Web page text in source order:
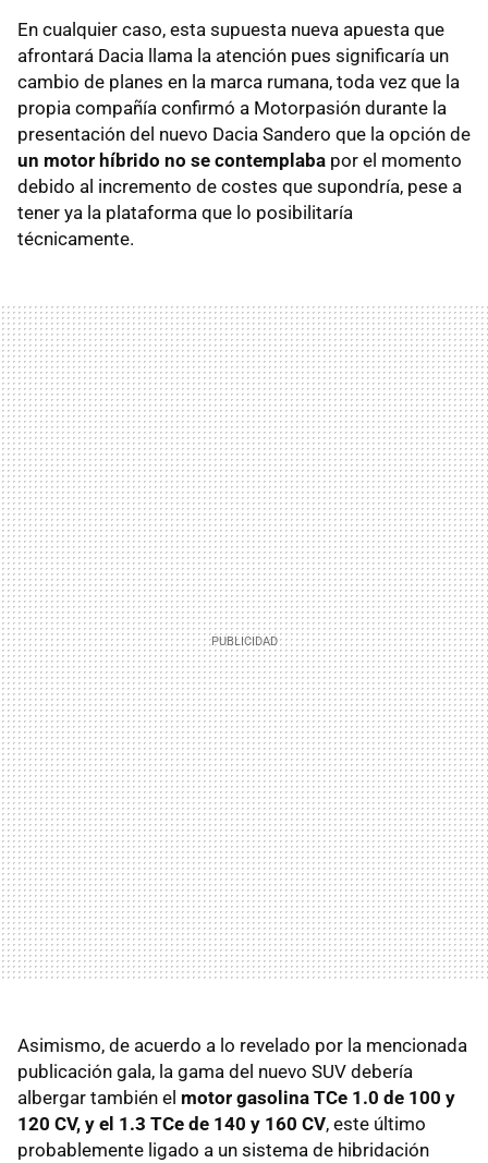
En cualquier caso, esta supuesta nueva apuesta que
afrontará Dacia llama la atención pues significaría un
cambio de planes en la marca rumana, toda vez que la
propia compañía confirmó a Motorpasión durante la
presentación del nuevo Dacia Sandero que la opción de
un motor híbrido no se contemplaba por el momento
debido al incremento de costes que supondría, pese a
tener ya la plataforma que lo posibilitaría
técnicamente.
Asimismo, de acuerdo a lo revelado por la mencionada
publicación gala, la gama del nuevo SUV debería
albergar también el motor gasolina TCe 1.0 de 100 y
120 CV, y el 1.3 TCe de 140 y 160 CV, este último
probablemente ligado a un sistema de hibridación